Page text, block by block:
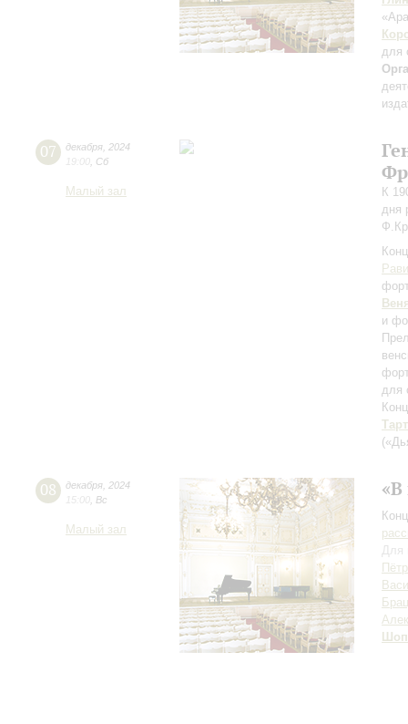
для
07 декабря 2024
19:00 Сб
Малый зал
К
дня
и
для
08 декабря 2024
15:00 Вс
Малый зал
Для